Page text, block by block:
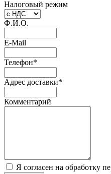
Налоговый режим
Ф.И.О.
E-Mail
Телефон*
Адрес доставки*
Комментарий
Я согласен на обработку